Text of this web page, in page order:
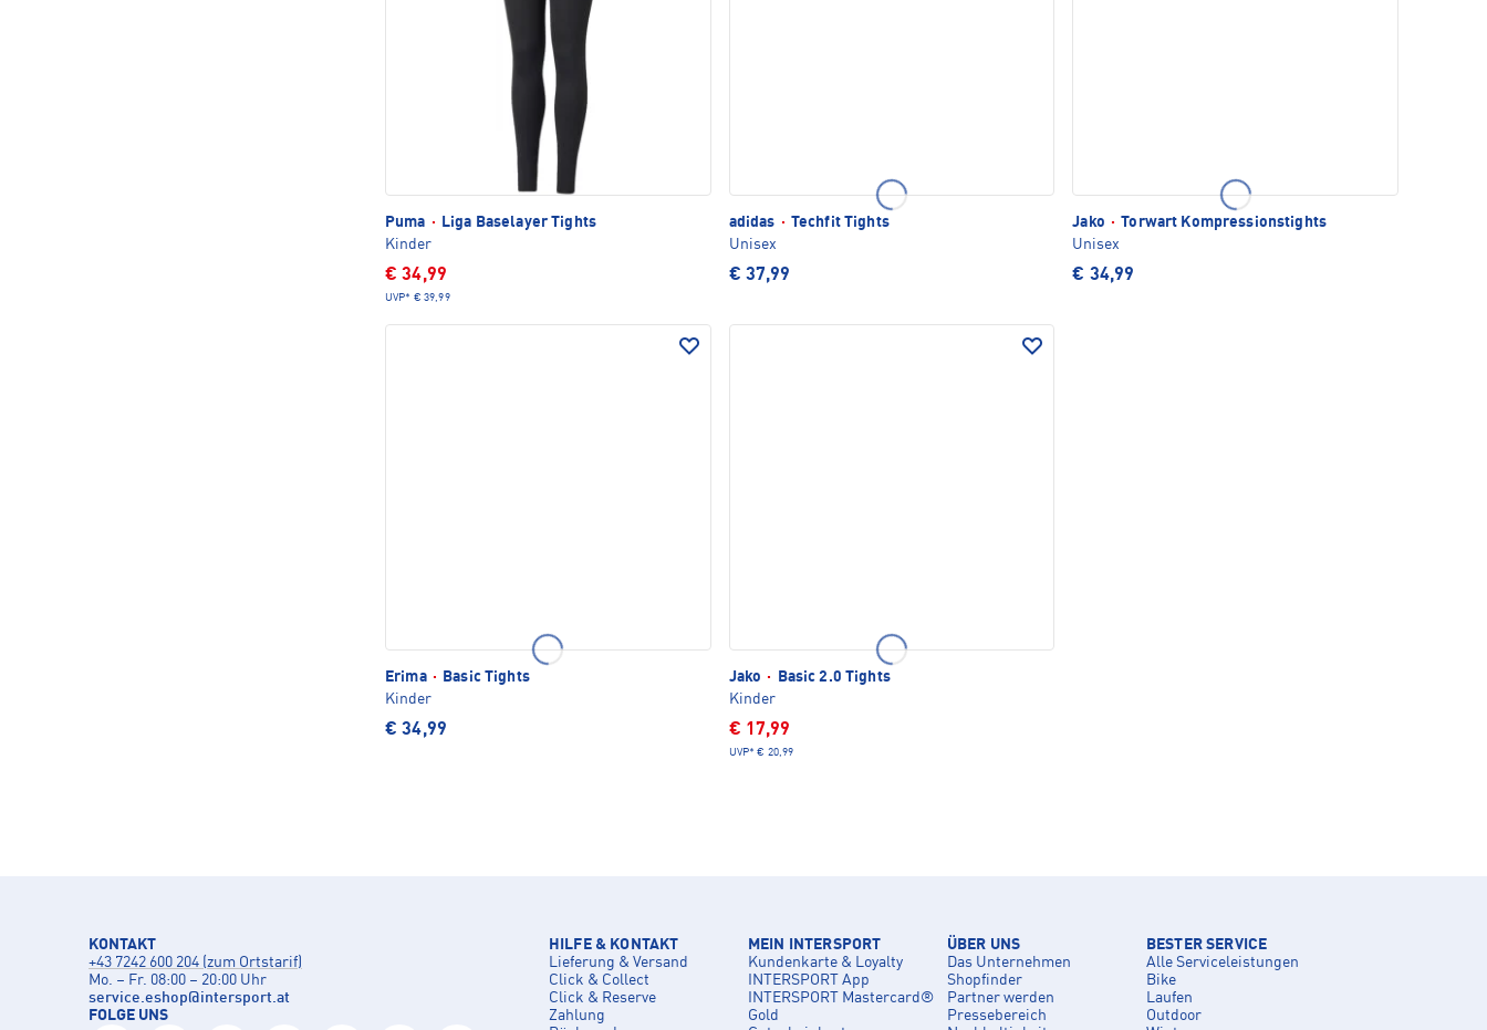
Puma ·
Liga Baselayer Tights
Kinder
€ 34,99
UVP* € 39,99
adidas · Techfit Tights
Unisex
€ 37,99
Jako · Torwart Kompressionstights
Unisex
€ 34,99
Erima ·
Basic Tights
Kinder
€ 34,99
Jako ·
Basic 2.0 Tights
Kinder
€ 17,99
UVP* € 20,99
KONTAKT
+43 7242 600 204 (zum Ortstarif)
Mo. – Fr. 08:00 – 20:00 Uhr
service.eshop@intersport.at
FOLGE UNS
HILFE & KONTAKT
Lieferung & Versand
Click & Collect
Click & Reserve
Zahlung
MEIN INTERSPORT
Kundenkarte & Loyalty
INTERSPORT App
INTERSPORT Mastercard®
Gold
ÜBER UNS
Das Unternehmen
Shopfinder
Partner werden
Pressebereich
BESTER SERVICE
Alle Serviceleistungen
Bike
Laufen
Outdoor